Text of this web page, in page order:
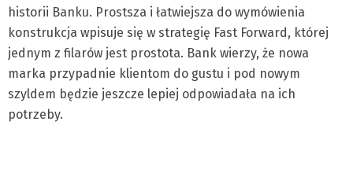
historii Banku. Prostsza i łatwiejsza do wymówienia
konstrukcja wpisuje się w strategię Fast Forward, której
jednym z filarów jest prostota. Bank wierzy, że nowa
marka przypadnie klientom do gustu i pod nowym
szyldem będzie jeszcze lepiej odpowiadała na ich
potrzeby.